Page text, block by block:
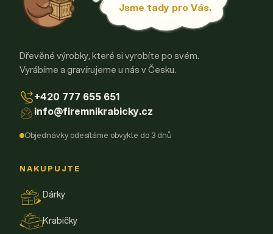
Jsme tady pro Vás.
Dřevěné výrobky, které si vyrobíte po svém.
Vyrábíme a gravírujeme u nás v Česku.
+420 777 655 651
info@firemnikrabicky.cz
Objednávky odesíláme obvykle do 3 dnů
NAKUPUJTE
Dárky
Krabičky